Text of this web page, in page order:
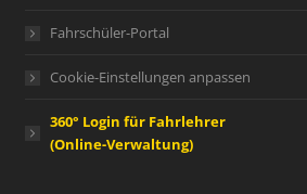
Fahrschüler-Portal
Cookie-Einstellungen anpassen
360° Login für Fahrlehrer
(Online-Verwaltung)